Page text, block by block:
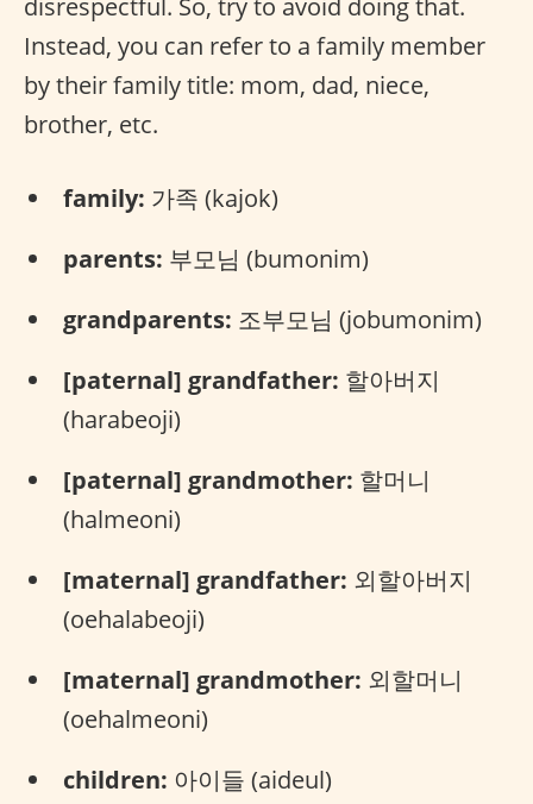
disrespectful. So, try to avoid doing that.
Instead, you can refer to a family member
by their family title: mom, dad, niece,
brother, etc.
family: 가족 (kajok)
parents: 부모님 (bumonim)
grandparents: 조부모님 (jobumonim)
[paternal] grandfather: 할아버지
(harabeoji)
[paternal] grandmother: 할머니
(halmeoni)
[maternal] grandfather: 외할아버지
(oehalabeoji)
[maternal] grandmother: 외할머니
(oehalmeoni)
children: 아이들 (aideul)